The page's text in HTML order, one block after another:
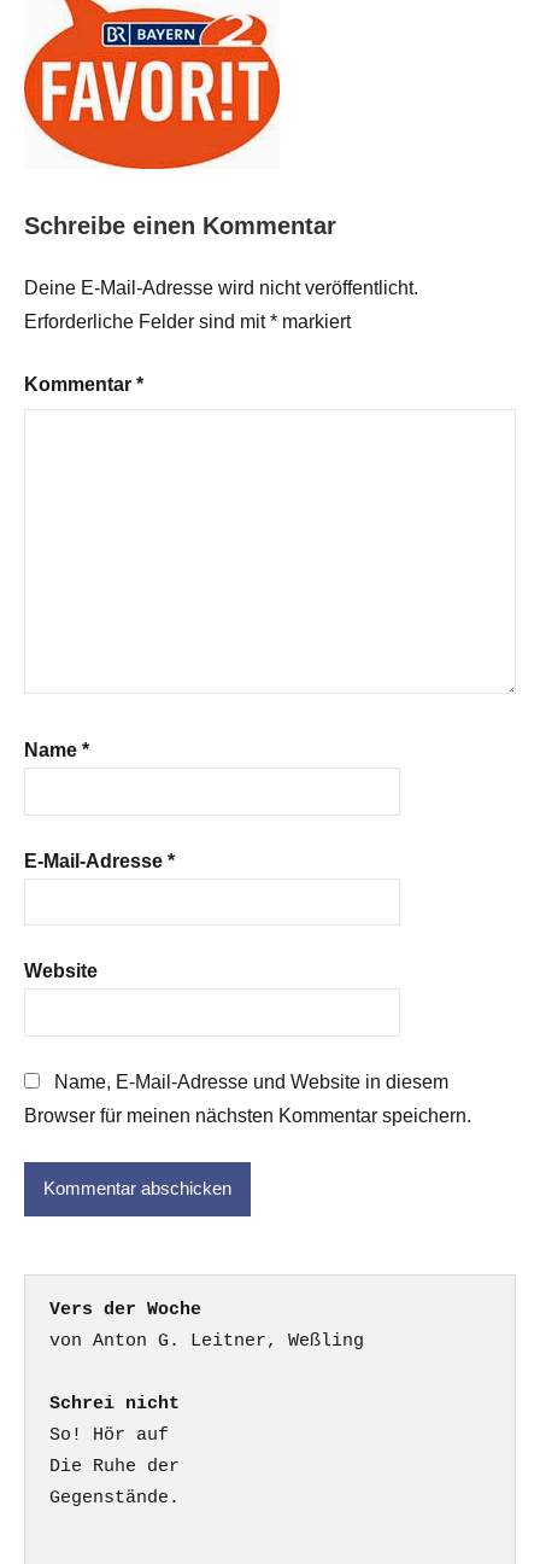
Schreibe einen Kommentar
Deine E-Mail-Adresse wird nicht veröffentlicht.
Erforderliche Felder sind mit* markiert
Kommentar *
Name *
E-Mail-Adresse *
Website
Name, E-Mail-Adresse und Website in diesem
Browser für meinen nächsten Kommentar speichern.
Vers der Woche
Schrei nicht
So! Hör auf
Die Ruhe der
Gegenstände.